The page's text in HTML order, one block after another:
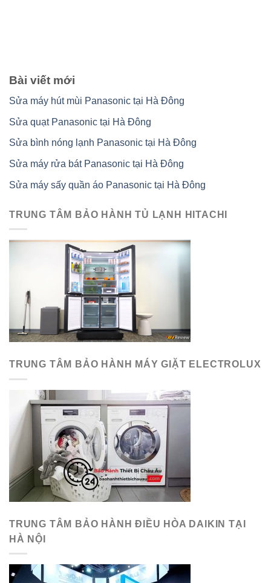
Bài viết mới
Sửa máy hút mùi Panasonic tại Hà Đông
Sửa quạt Panasonic tại Hà Đông
Sửa bình nóng lạnh Panasonic tại Hà Đông
Sửa máy rửa bát Panasonic tại Hà Đông
Sửa máy sấy quần áo Panasonic tại Hà Đông
TRUNG TÂM BẢO HÀNH TỦ LẠNH HITACHI
TRUNG TÂM BẢO HÀNH MÁY GIẶT ELECTROLUX
TRUNG TÂM BẢO HÀNH ĐIỀU HÒA DAIKIN TẠI
HÀ NỘI